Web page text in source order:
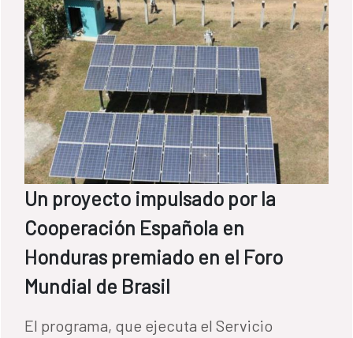
Un proyecto impulsado por la
Cooperación Española en
Honduras premiado en el Foro
Mundial de Brasil
El programa, que ejecuta el Servicio